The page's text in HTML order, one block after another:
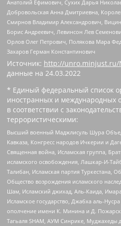
Анатолий Ефимович, Сухих Дарья
Добровольская Анна Дмитриевна,
Смирнов Владимир Александрович,
Борис Андреевич, Левинсон Лев
Орлов Олег Петрович, Полякова Мара
Захаров Герман Константинович
Источник: http://unro.minjust.ru/
данные на 24.03.2022
* Единый федеральный список
иностранных и международных
в соответствии с
террористическими:
Высший военный Маджлисуль Шура
Кавказа, Конгресс народов Ичкерии и
Священная война, Исламская группа,
исламского освобождения, Лашкар-И-
Талибан, Исламская партия Туркестана,
Общество возрождения исламского
Шам, Исламский джихад, Аль-Каида,
Исламское государство, Джабха аль-
ополчение имени К. Минина и Д.
Тагьаля SHAM, АУМ Синрике, Муджахеды